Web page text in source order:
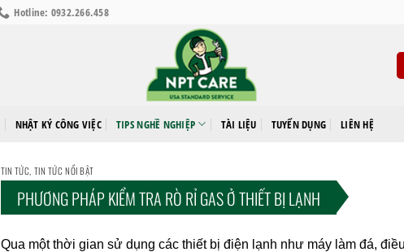
Hotline: 0932.266.458
NHẬT KÝ CÔNG VIỆC TIPS NGHỀ NGHIỆP TÀI LIỆU TUYỂN DỤNG LIÊN HỆ
TIN TỨC TIN TỨC NỔI BẬT
PHƯƠNG PHÁP KIỂM TRA RÒ RỈ GAS Ở THIẾT BỊ LẠNH
Qua một thời gian sử dụng các thiết bị điện lạnh như máy làm đá,